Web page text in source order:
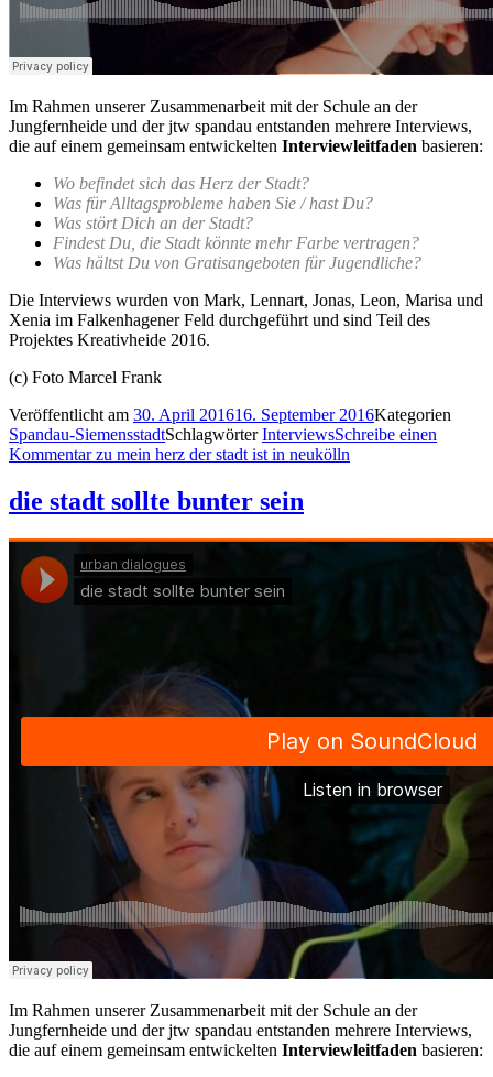
Im Rahmen unserer Zusammenarbeit mit der Schule an der
Jungfernheide und der jtw spandau entstanden mehrere Interviews,
die auf einem gemeinsam entwickelten Interviewleitfaden basieren:
Wo befindet sich das Herz der Stadt?
Was für Alltagsprobleme haben Sie / hast Du?
Was stört Dich an der Stadt?
Findest Du, die Stadt könnte mehr Farbe vertragen?
Was hältst Du von Gratisangeboten für Jugendliche?
Die Interviews wurden von Mark, Lennart, Jonas, Leon, Marisa und
Xenia im Falkenhagener Feld durchgeführt und sind Teil des
Projektes Kreativheide 2016.
(c) Foto Marcel Frank
Veröffentlicht am 30. April 201616. September 2016Kategorien
Spandau-SiemensstadtSchlagwörterInterviewsSchreibe einen
Kommentarzu mein herz der stadt ist in neukölln
die stadt sollte bunter sein
Im Rahmen unserer Zusammenarbeit mit der Schule an der
Jungfernheide und der jtw spandau entstanden mehrere Interviews,
die auf einem gemeinsam entwickelten Interviewleitfaden basieren: